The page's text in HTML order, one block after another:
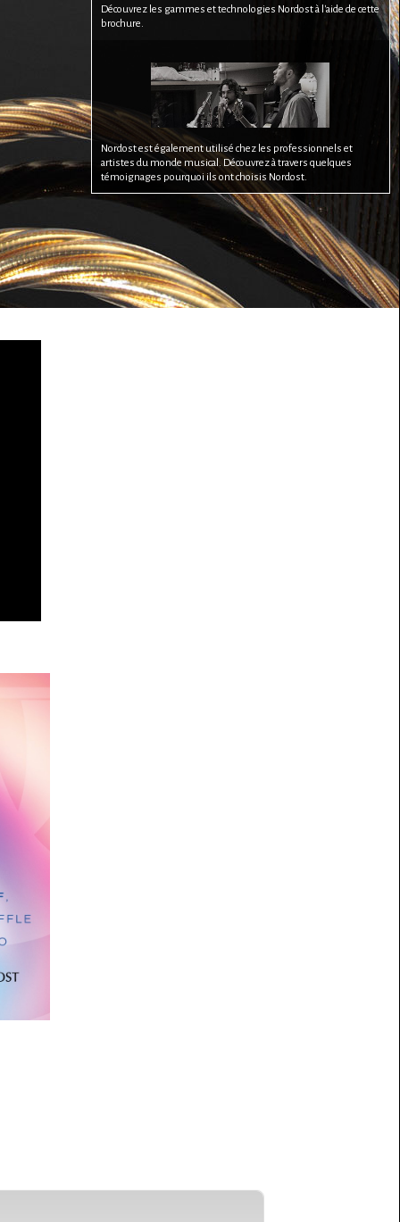
Découvrez les gammes et technologies Nordost à l'aide de cette
brochure.
Nordost est également utilisé chez les professionnels et
artistes du monde musical. Découvrez à travers quelques
témoignages pourquoi ils ont choisis Nordost.